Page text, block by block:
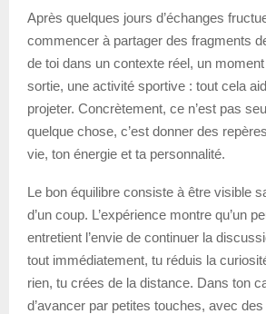
Après quelques jours d’échanges
commencer à partager des fragments
de toi dans un contexte réel, un
sortie, une activité sportive : tout cela
projeter. Concrètement, ce n’est pas
quelque chose, c’est donner des
vie, ton énergie et ta personnalité.
Le bon équilibre consiste à être visible
d’un coup. L’expérience montre qu’un
entretient l’envie de continuer la
tout immédiatement, tu réduis la
rien, tu crées de la distance. Dans ton
d’avancer par petites touches, avec